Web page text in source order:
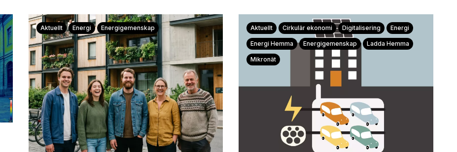
Aktuellt Energi Energigemenskap Aktuellt Cirkulär ekonomi Digitalisering Energi
Energi Hemma Energigemenskap Ladda Hemma
Mikronät